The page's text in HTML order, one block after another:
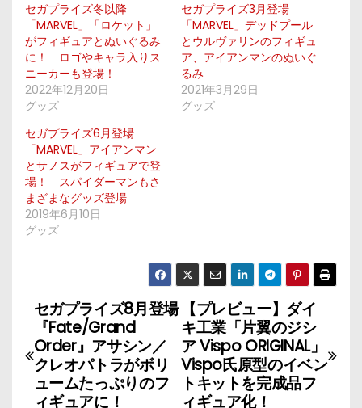
セガプライズ冬以降
「MARVEL」「ロケット」
がフィギュアとぬいぐるみ
に！ ロゴやキャラ入りス
ニーカーも登場！
2022年12月20日
グッズ
セガプライズ3月登場
「MARVEL」デッドプール
とウルヴァリンのフィギュ
ア、アイアンマンのぬいぐ
るみ
2021年3月29日
グッズ
セガプライズ6月登場
「MARVEL」アイアンマン
とサノスがフィギュアで登
場！ スパイダーマンもさ
まざまなグッズ登場
2019年6月10日
グッズ
投
稿
ナ
【プレビュー】ダイ
キ工業「片翼のジシ
ア Vispo ORIGINAL」
Vispo氏原型のイベン
トキットを完成品フ
ィギュア化！
セガプライズ8月登場
『Fate/Grand
Order』アサシン／
クレオパトラがボリ
ュームたっぷりのフ
ィギュアに！